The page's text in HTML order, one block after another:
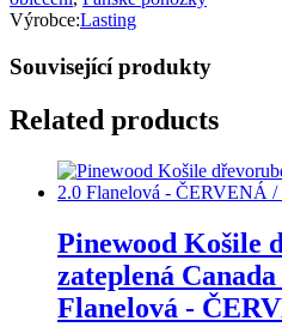
Výrobce:Lasting
Související produkty
Related products
Pinewood Košile
zateplená
Flanelová -